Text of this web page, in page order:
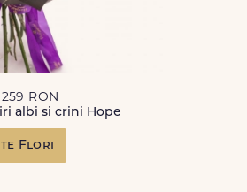
RON
albi si crini Hope
Flori